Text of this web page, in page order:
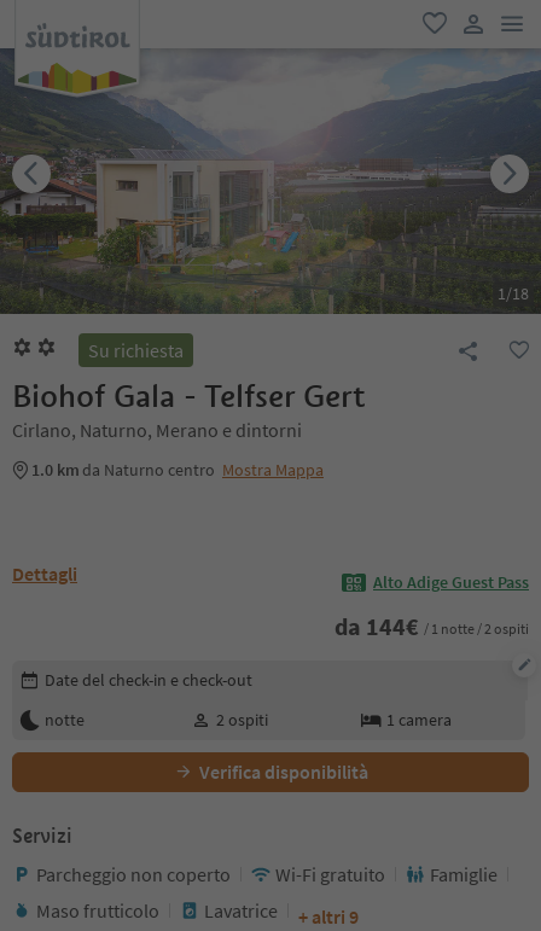
favoriti
user link
1/18
Su richiesta
Biohof Gala - Telfser Gert
Cirlano, Naturno, Merano e dintorni
1.0 km da Naturno centro Mostra Mappa
Dettagli Alto Adige Guest Pass
da 144€ / 1 notte / 2 ospiti
Modifica i dettagli della prenotazione
Date del check-in e check-out
notte
2 ospiti 1 camera
Verifica disponibilità
Servizi
Parcheggio non coperto Wi-Fi gratuito
Famiglie
Maso frutticolo
Lavatrice + altri 9